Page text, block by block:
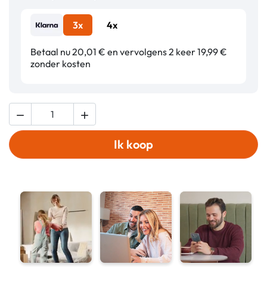
3x 4x
Betaal nu 20,01 € en vervolgens 2 keer 19,99 €
zonder kosten
 
Ik koop